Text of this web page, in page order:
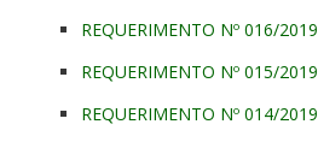
REQUERIMENTO Nº 016/2019
REQUERIMENTO Nº 015/2019
REQUERIMENTO Nº 014/2019